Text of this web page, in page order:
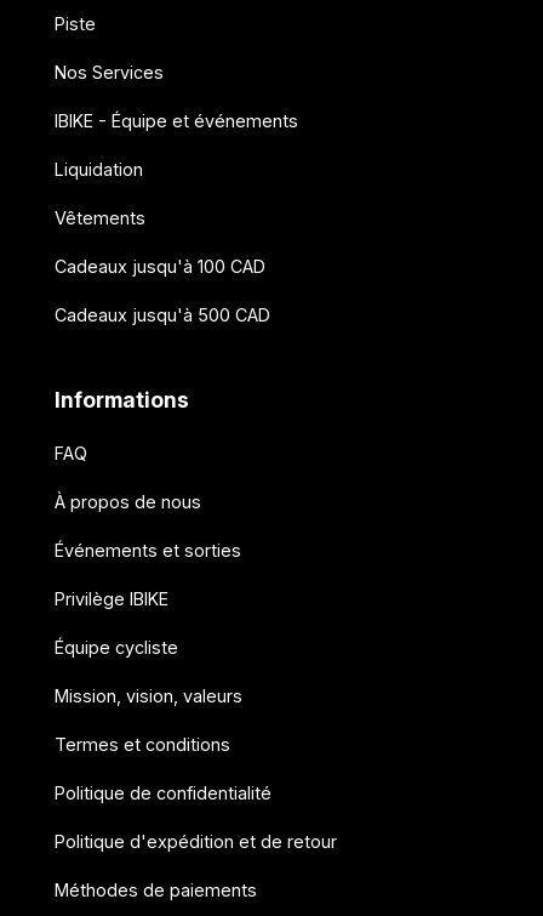
Piste
Nos Services
IBIKE - Équipe et événements
Liquidation
Vêtements
Cadeaux jusqu'à 100 CAD
Cadeaux jusqu'à 500 CAD
Informations
FAQ
À propos de nous
Événements et sorties
Privilège IBIKE
Équipe cycliste
Mission, vision, valeurs
Termes et conditions
Politique de confidentialité
Politique d'expédition et de retour
Méthodes de paiements